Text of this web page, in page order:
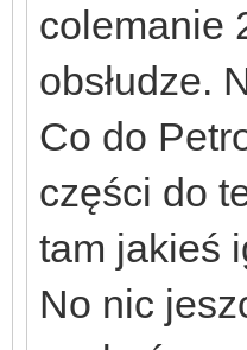
colemanie
obsłudze.
Co do
części do
tam jakieś
No nic